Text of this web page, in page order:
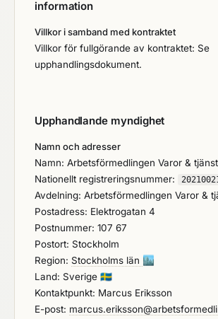
information
Villkor i samband med kontraktet
Villkor för fullgörande av kontraktet: Se
upphandlingsdokument.
Upphandlande myndighet
Namn och adresser
Namn: Arbetsförmedlingen Varor &
Nationellt registreringsnummer:
Avdelning: Arbetsförmedlingen Varor &
Postadress: Elektrogatan 4
Postnummer: 107 67
Postort: Stockholm
Region: Stockholms län 🏙️
Land: Sverige 🇸🇪
Kontaktpunkt: Marcus Eriksson
E-post: